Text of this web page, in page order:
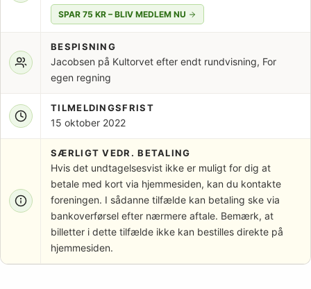
SPAR 75 KR – BLIV MEDLEM NU
BESPISNING
Jacobsen på Kultorvet efter endt rundvisning, For
egen regning
TILMELDINGSFRIST
15 oktober 2022
SÆRLIGT VEDR. BETALING
Hvis det undtagelsesvist ikke er muligt for dig at
betale med kort via hjemmesiden, kan du kontakte
foreningen. I sådanne tilfælde kan betaling ske via
bankoverførsel efter nærmere aftale. Bemærk, at
billetter i dette tilfælde ikke kan bestilles direkte på
hjemmesiden.